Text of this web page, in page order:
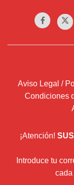
Aviso Legal /
Condiciones
¡Atención!
Introduce tu
cada